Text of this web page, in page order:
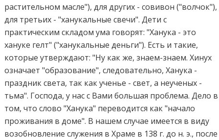
растительном масле"), для других - совивон ("волчок"),
для третьих - "ханукальные свечи". Дети с
практическим складом ума говорят: "Ханука - это
хануке гелт" ("ханукальные деньги"). Есть и такие,
которые утверждают: "Ну как же, знаем-знаем. Хинух
означает "образование", следовательно, Ханука -
праздник света, так как ученье - свет, а неученых -
тьма". Господа, у нас с Вами большая проблема. Дело в
том, что слово "Ханука" переводится как "начало
проживания в доме". В нашем случае имеется в виду
возобновление служения в Храме в 138 г. до н. э., после